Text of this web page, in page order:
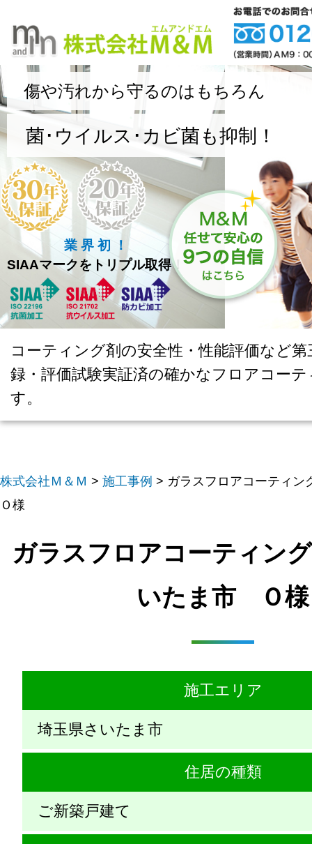
傷や汚れから守るのはもちろん
菌･ウイルス･カビ菌も抑制！
業 界 初 ！
SIAAマークをトリプル取得！
コーティング剤の安全性・性能評価など
録・評価試験実証済の確かなフロアコー
す。
株式会社Ｍ＆Ｍ > 施工事例 > ガラスフロアコーティ
Ｏ様
ガラスフロアコーティン
いたま市 Ｏ様
施工エリア
埼玉県さいたま市
住居の種類
ご新築戸建て